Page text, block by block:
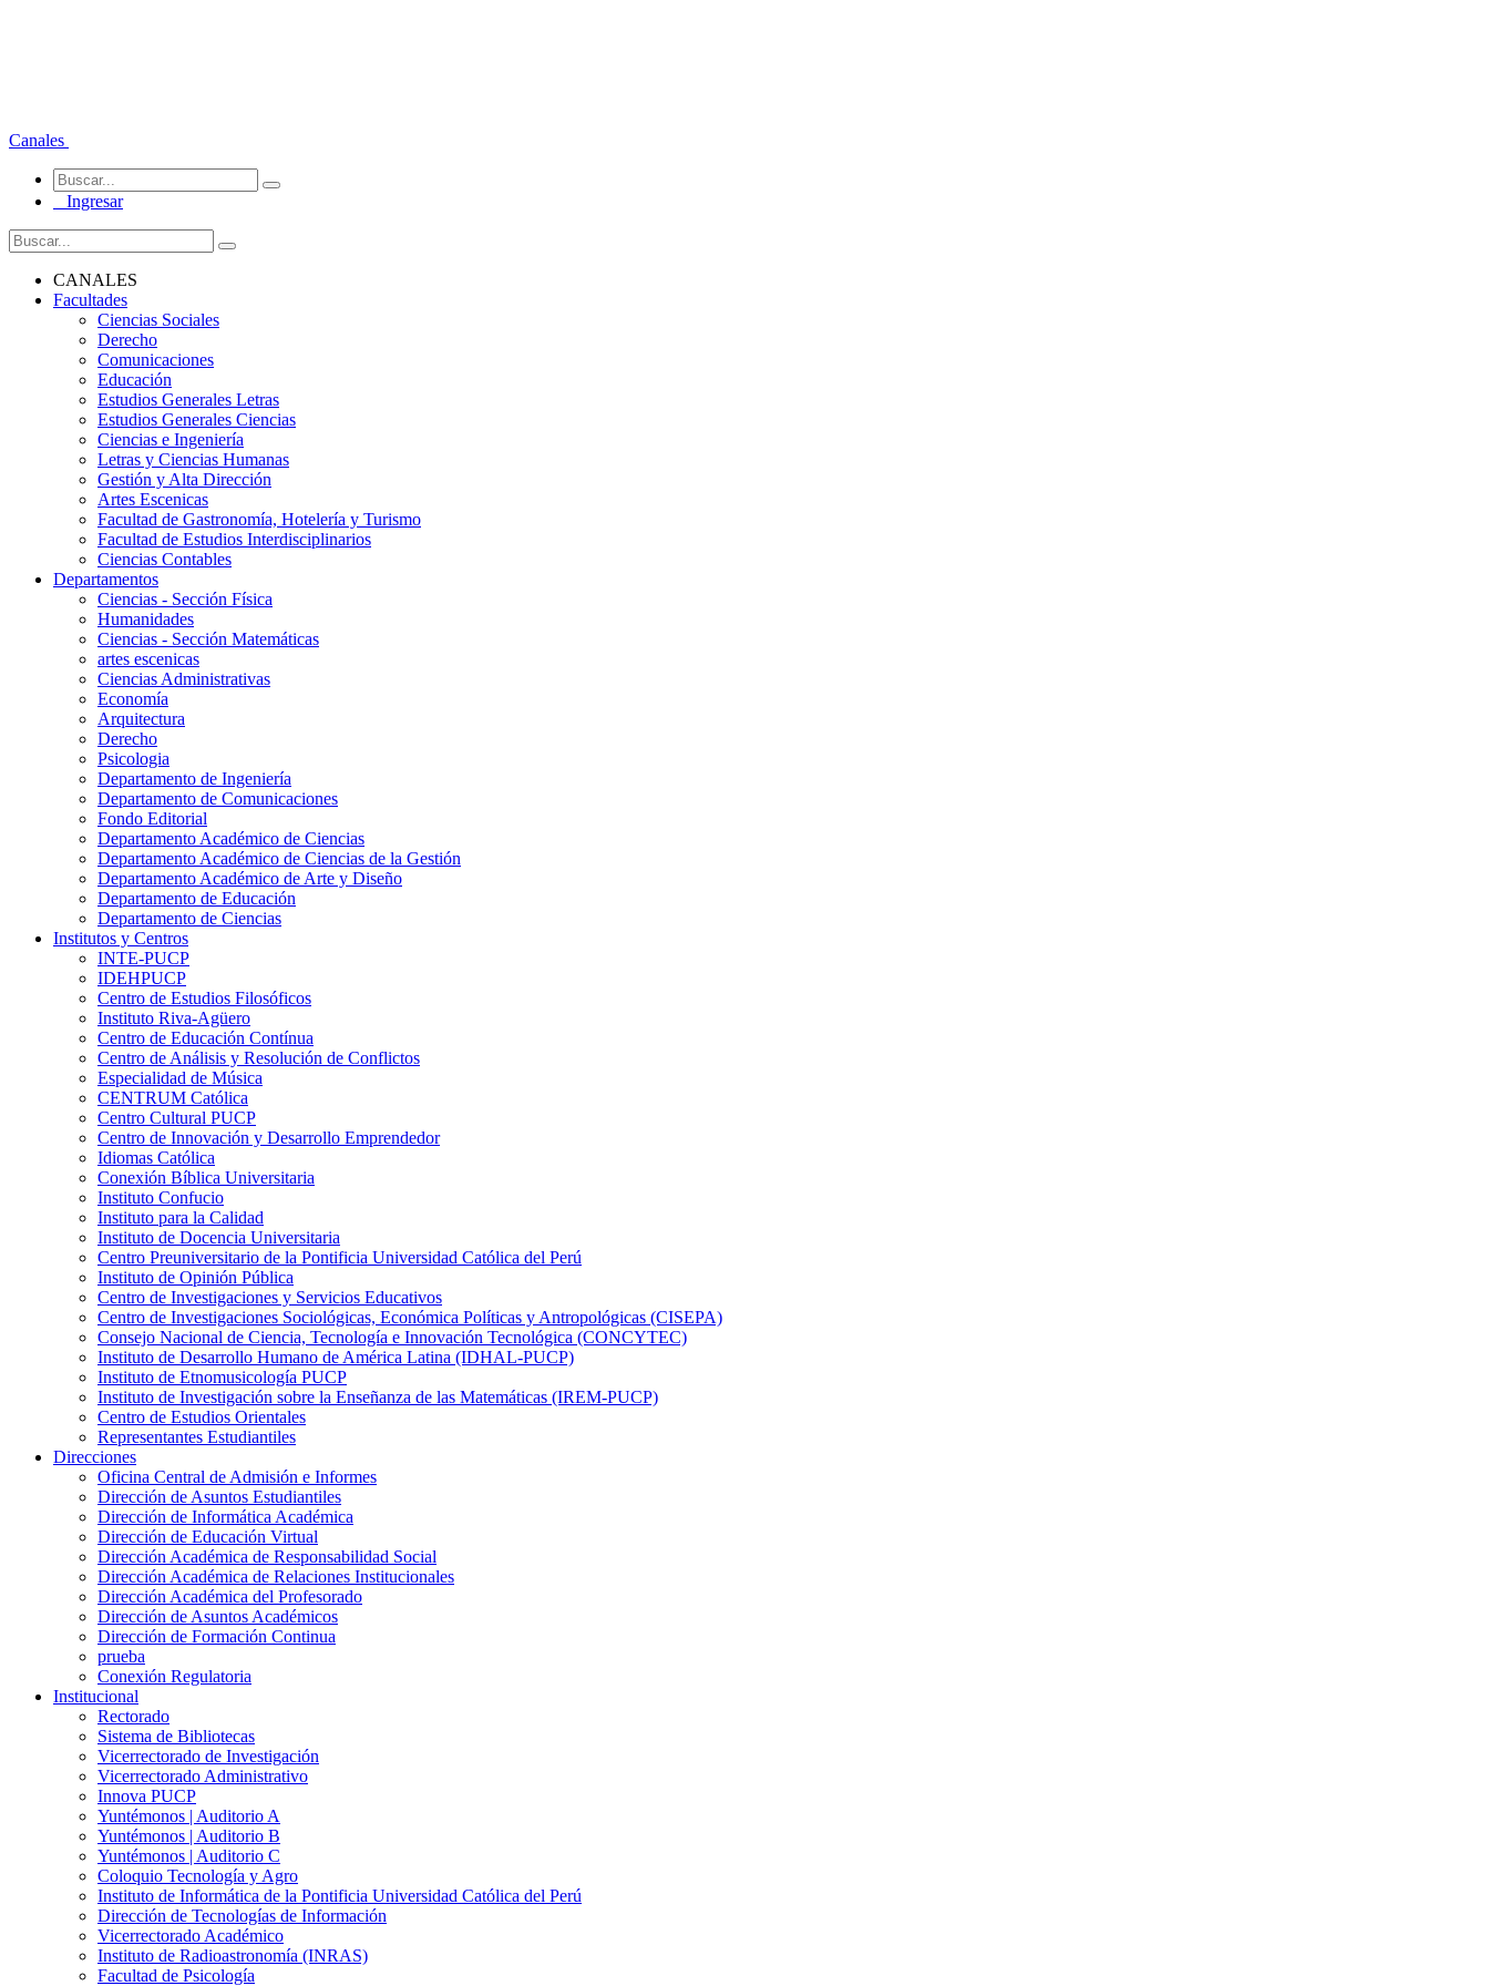
Canales
Ingresar
CANALES
Facultades
Ciencias Sociales
Derecho
Comunicaciones
Educación
Estudios Generales Letras
Estudios Generales Ciencias
Ciencias e Ingeniería
Letras y Ciencias Humanas
Gestión y Alta Dirección
Artes Escenicas
Facultad de Gastronomía, Hotelería y Turismo
Facultad de Estudios Interdisciplinarios
Ciencias Contables
Departamentos
Ciencias - Sección Física
Humanidades
Ciencias - Sección Matemáticas
artes escenicas
Ciencias Administrativas
Economía
Arquitectura
Derecho
Psicologia
Departamento de Ingeniería
Departamento de Comunicaciones
Fondo Editorial
Departamento Académico de Ciencias
Departamento Académico de Ciencias de la Gestión
Departamento Académico de Arte y Diseño
Departamento de Educación
Departamento de Ciencias
Institutos y Centros
INTE-PUCP
IDEHPUCP
Centro de Estudios Filosóficos
Instituto Riva-Agüero
Centro de Educación Contínua
Centro de Análisis y Resolución de Conflictos
Especialidad de Música
CENTRUM Católica
Centro Cultural PUCP
Centro de Innovación y Desarrollo Emprendedor
Idiomas Católica
Conexión Bíblica Universitaria
Instituto Confucio
Instituto para la Calidad
Instituto de Docencia Universitaria
Centro Preuniversitario de la Pontificia Universidad Católica del Perú
Instituto de Opinión Pública
Centro de Investigaciones y Servicios Educativos
Centro de Investigaciones Sociológicas, Económica Políticas y Antropológicas (CISEPA)
Consejo Nacional de Ciencia, Tecnología e Innovación Tecnológica (CONCYTEC)
Instituto de Desarrollo Humano de América Latina (IDHAL-PUCP)
Instituto de Etnomusicología PUCP
Instituto de Investigación sobre la Enseñanza de las Matemáticas (IREM-PUCP)
Centro de Estudios Orientales
Representantes Estudiantiles
Direcciones
Oficina Central de Admisión e Informes
Dirección de Asuntos Estudiantiles
Dirección de Informática Académica
Dirección de Educación Virtual
Dirección Académica de Responsabilidad Social
Dirección Académica de Relaciones Institucionales
Dirección Académica del Profesorado
Dirección de Asuntos Académicos
Dirección de Formación Continua
prueba
Conexión Regulatoria
Institucional
Rectorado
Sistema de Bibliotecas
Vicerrectorado de Investigación
Vicerrectorado Administrativo
Innova PUCP
Yuntémonos | Auditorio A
Yuntémonos | Auditorio B
Yuntémonos | Auditorio C
Coloquio Tecnología y Agro
Instituto de Informática de la Pontificia Universidad Católica del Perú
Dirección de Tecnologías de Información
Vicerrectorado Académico
Instituto de Radioastronomía (INRAS)
Facultad de Psicología